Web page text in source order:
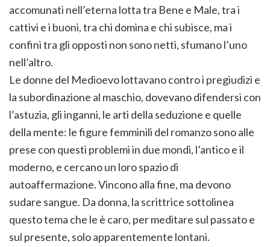
accomunati nell’eterna lotta tra Bene e Male, tra i
cattivi e i buoni, tra chi domina e chi subisce, ma i
confini tra gli opposti non sono netti, sfumano l’uno
nell’altro.
Le donne del Medioevo lottavano contro i pregiudizi e
la subordinazione al maschio, dovevano difendersi con
l’astuzia, gli inganni, le arti della seduzione e quelle
della mente: le figure femminili del romanzo sono alle
prese con questi problemi in due mondi, l’antico e il
moderno, e cercano un loro spazio di
autoaffermazione. Vincono alla fine, ma devono
sudare sangue. Da donna, la scrittrice sottolinea
questo tema che le è caro, per meditare sul passato e
sul presente, solo apparentemente lontani.